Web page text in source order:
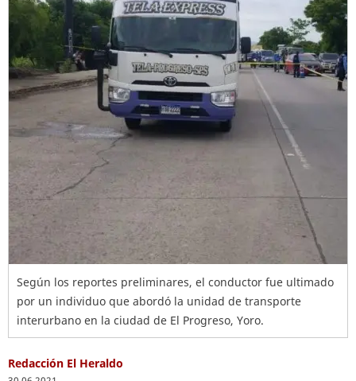
Según los reportes preliminares, el conductor fue ultimado
por un individuo que abordó la unidad de transporte
interurbano en la ciudad de El Progreso, Yoro.
Redacción El Heraldo